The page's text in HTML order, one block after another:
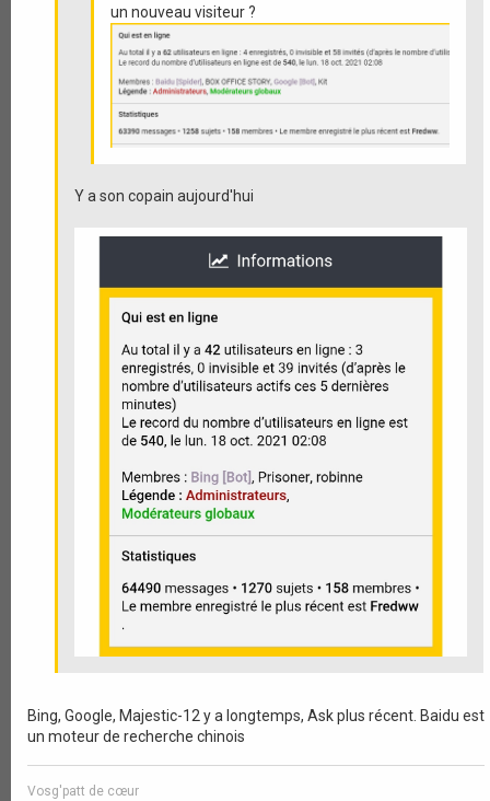
un nouveau visiteur ?
Y a son copain aujourd'hui
Bing, Google, Majestic-12 y a longtemps, Ask plus récent. Baidu est
un moteur de recherche chinois
Vosg'patt de cœur